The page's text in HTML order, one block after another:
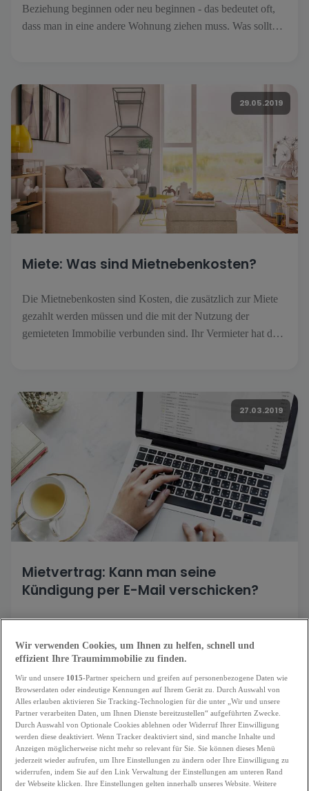
Beziehung beginnen oder neu beginnen - das bedeutet oft,
dass man in eine andere Wohnung ziehen muss. Was sollten
sollen.
29.05.2019
Miete: Was sind Mietnebenkosten?
Die Mietnebenkosten sind Kosten, die zusätzlich zur Miete
gezahlt werden müssen und die mit der Nutzung der
gemieteten Immobilie verbunden sind. Ihr Vermieter hat das
Mieter eine Wohnung oder ein Haus mietet, [...].
27.03.2019
Mietvertrag: Kann man seine
Kündigung per E-Mail verschicken?
seinem Vermieter oder Makler mitteilen. Dabei muss er eine
Kündigungsfrist einhalten. Wie geht man vor, wenn man aus
einer Mietwohnung ausziehen möchte? Kann man die
Kündigung per E-Mail an den Vermieter schicken? Welche
Kündigungsfrist gilt? Zunächst einmal muss man daran
erinnern, dass in den meisten [...].
07.03.2019
Wir verwenden Cookies, um Ihnen zu helfen, schnell und
effizient Ihre Traumimmobilie zu finden.
Wir und unsere 1015-Partner speichern und greifen auf personenbezogene Daten wie
Browserdaten oder eindeutige Kennungen auf Ihrem Gerät zu. Durch Auswahl von
Alles erlauben aktivieren Sie Tracking-Technologien für die unter „Wir und unsere
Partner verarbeiten Daten, um Ihnen Dienste bereitzustellen“ aufgeführten Zwecke.
Durch Auswahl von Optionale Cookies ablehnen oder Widerruf Ihrer Einwilligung
werden diese deaktiviert. Wenn Tracker deaktiviert sind, sind manche Inhalte und
Anzeigen möglicherweise nicht mehr so relevant für Sie. Sie können dieses Menü
jederzeit wieder aufrufen, um Ihre Einstellungen zu ändern oder Ihre Einwilligung zu
widerrufen, indem Sie auf den Link Verwaltung der Einstellungen am unteren Rand
der Webseite klicken. Ihre Einstellungen gelten innerhalb unseres Website. Weitere